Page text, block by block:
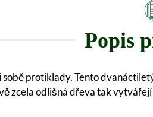
Popis
protiklady. Tento
zcela odlišná dřeva tak